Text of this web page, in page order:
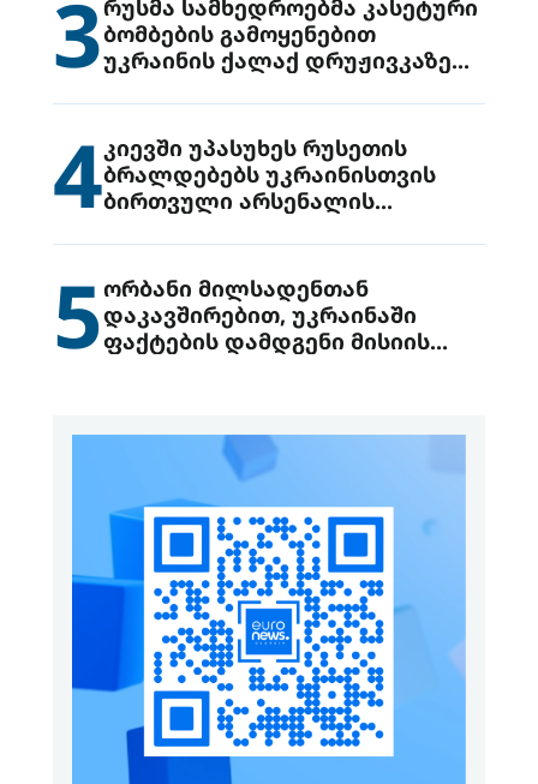
3რუსმა სამხედროებმა კასეტური
ბომბების გამოყენებით
უკრაინის ქალაქ დრუჟივკაზე
4კიევში უპასუხეს რუსეთის
ბრალდებებს უკრაინისთვის
ბირთვული არსენალის
5ორბანი მილსადენთან
დაკავშირებით, უკრაინაში
ფაქტების დამდგენი მისიის